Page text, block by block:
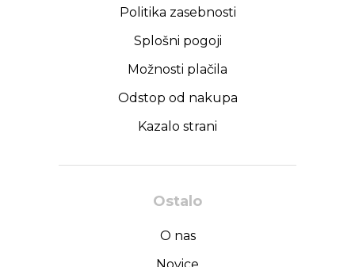
Politika zasebnosti
Splošni pogoji
Možnosti plačila
Odstop od nakupa
Kazalo strani
Ostalo
O nas
Novice